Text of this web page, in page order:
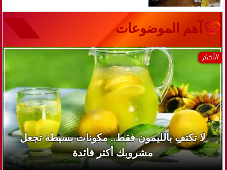
آهم الموضوعات
الأخبار
لا تكتفِ بالليمون فقط.. مكونات بسيطة تجعل
مشروبك أكثر فائدة